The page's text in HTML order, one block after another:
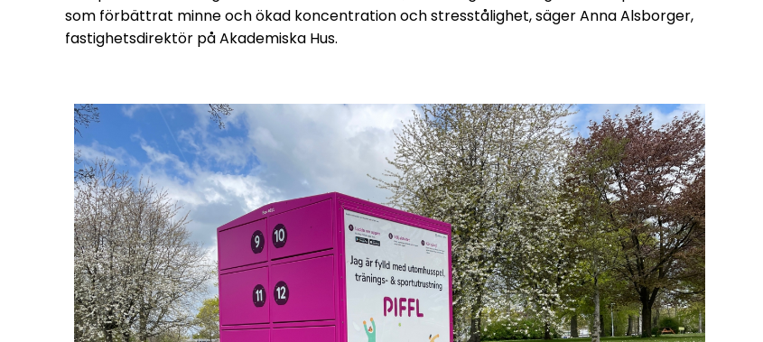
som förbättrat minne och ökad koncentration och stresstålighet, säger Anna Alsborger,
fastighetsdirektör på Akademiska Hus.